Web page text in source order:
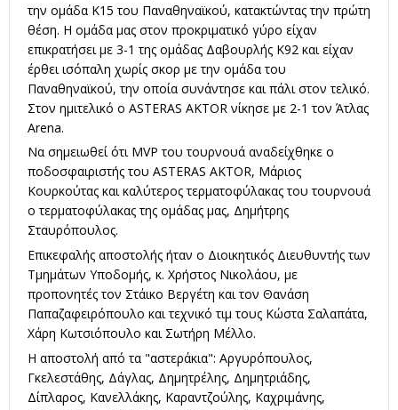
την ομάδα Κ15 του Παναθηναϊκού, κατακτώντας την πρώτη
θέση. Η ομάδα μας στον προκριματικό γύρο είχαν
επικρατήσει με 3-1 της ομάδας Δαβουρλής Κ92 και είχαν
έρθει ισόπαλη χωρίς σκορ με την ομάδα του
Παναθηναϊκού, την οποία συνάντησε και πάλι στον τελικό.
Στον ημιτελικό ο ASTERAS AKTOR νίκησε με 2-1 τον Άτλας
Arena.
Να σημειωθεί ότι MVP του τουρνουά αναδείχθηκε ο
ποδοσφαιριστής του ASTERAS AKTOR, Μάριος
Κουρκούτας και καλύτερος τερματοφύλακας του τουρνουά
ο τερματοφύλακας της ομάδας μας, Δημήτρης
Σταυρόπουλος.
Επικεφαλής αποστολής ήταν ο Διοικητικός Διευθυντής των
Τμημάτων Υποδομής, κ. Χρήστος Νικολάου, με
προπονητές τον Στάικο Βεργέτη και τον Θανάση
Παπαζαφειρόπουλο και τεχνικό τιμ τους Κώστα Σαλαπάτα,
Χάρη Κωτσιόπουλο και Σωτήρη Μέλλο.
Η αποστολή από τα "αστεράκια": Αργυρόπουλος,
Γκελεστάθης, Δάγλας, Δημητρέλης, Δημητριάδης,
Δίπλαρος, Κανελλάκης, Καραντζούλης, Καχριμάνης,